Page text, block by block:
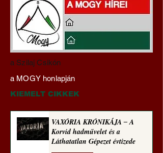
Darai Lajos:
Naplóbölcsességeim
(2021)
a Szilaj Csikón
a MOGY honlapján
KIEMELT CIKKEK
VAXÓRIA KRÓNIKÁJA ‒ A
Korvid hadművelet és a
Láthatatlan Gépezet évtizede